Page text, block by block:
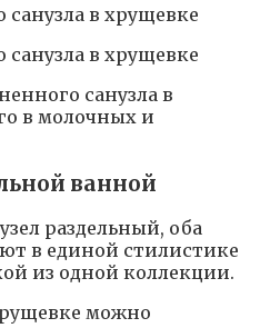
санузла в
в молочных и
ванной
раздельный, оба
в единой стилистике
из одной коллекции.
можно